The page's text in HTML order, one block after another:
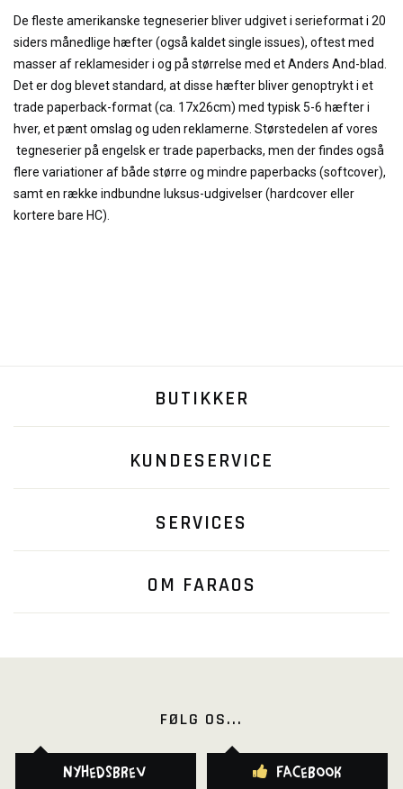
De fleste amerikanske tegneserier bliver udgivet i serieformat i 20
siders månedlige hæfter (også kaldet single issues), oftest med
masser af reklamesider i og på størrelse med et Anders And-blad.
Det er dog blevet standard, at disse hæfter bliver genoptrykt i et
trade paperback-format (ca. 17x26cm) med typisk 5-6 hæfter i
hver, et pænt omslag og uden reklamerne. Størstedelen af vores
tegneserier på engelsk er trade paperbacks, men der findes også
flere variationer af både større og mindre paperbacks (softcover),
samt en række indbundne luksus-udgivelser (hardcover eller
kortere bare HC).
BUTIKKER
KUNDESERVICE
SERVICES
OM FARAOS
FØLG OS...
Nyhedsbrev Facebook